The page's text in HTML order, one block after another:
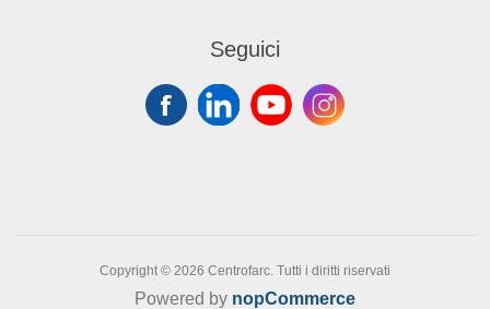
Seguici
Copyright © 2026 Centrofarc. Tutti i diritti riservati
Powered by nopCommerce